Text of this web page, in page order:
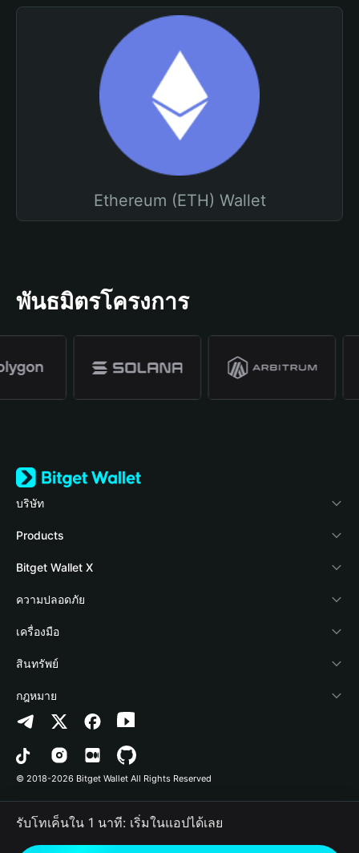
Ethereum (ETH) Wallet
พันธมิตรโครงการ
บริษัท
เกี่ยวกับ Bitget Wallet
Blog
Academy
ข่าวสารด้านคริปโต
ศูนย์ช่วยเหลือ
ติดต่อเรา
ทรัพยากรข้อมูลของแบรนด์
อาชีพ
Products
Crypto Card
Stablecoin Earn
Payfi Crypto
Crypto Swap API
Altcoin Season Index
Prediction Markets
DApp
RWA
Bitget Wallet X
นักพัฒนา
เชื่อมต่อ Wallet
Bitget Wallet Pay
ลิสต์โปรเจกต์
ความปลอดภัย
Protection Fund
เทคโนโลยีความปลอดภัย
เครื่องมือ
ซื้อคริปโต
การตรวจจับการอนุญาต
การตรวจจับสัญญา
การโอนเป็นชุด
สินทรัพย์
Arbitrum
Avalanche
Bitcoin
Polygon
กฎหมาย
นโยบายความเป็นส่วนตัว
ข้อตกลงในการใช้บริการ
© 2018-2026 Bitget Wallet All Rights Reserved
รับโทเค็นใน 1 นาที: เริ่มในแอปได้เลย